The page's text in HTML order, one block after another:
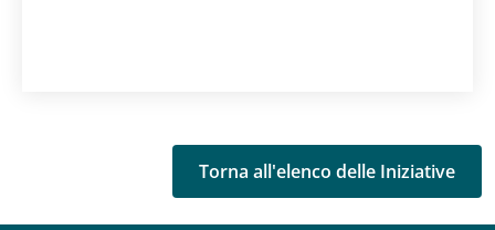
Torna all'elenco delle Iniziative